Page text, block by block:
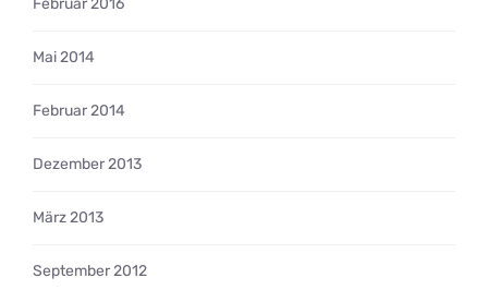
Februar 2016
Mai 2014
Februar 2014
Dezember 2013
März 2013
September 2012